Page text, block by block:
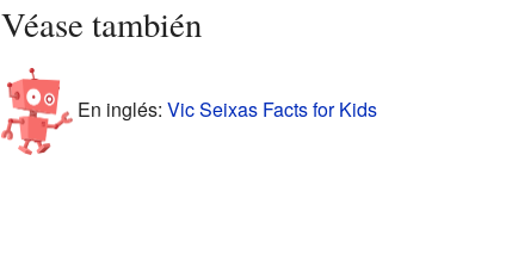
Véase también
En inglés: Vic Seixas Facts for Kids